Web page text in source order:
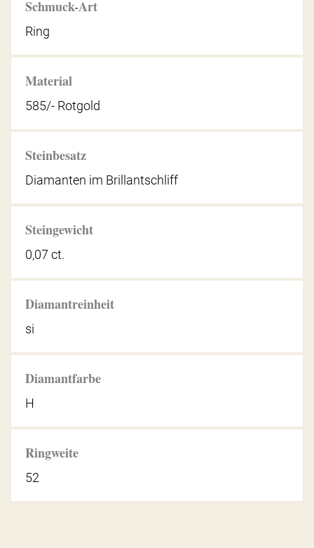
Schmuck-Art
Ring
Material
585/- Rotgold
Steinbesatz
Diamanten im Brillantschliff
Steingewicht
0,07 ct.
Diamantreinheit
si
Diamantfarbe
H
Ringweite
52